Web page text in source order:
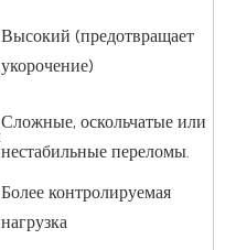
Высокий (предотвращает
укорочение)
Сложные, оскольчатые или
нестабильные переломы.
Более контролируемая
нагрузка